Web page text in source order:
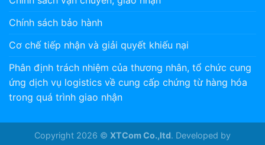
Chính sách bảo hành
Cơ chế tiếp nhận và giải quyết khiếu nại
Phân định trách nhiệm của thương nhân, tổ chức cung
ứng dịch vụ logistics về cung cấp chứng từ hàng hóa
trong quá trình giao nhận
Copyright 2026 © XTCom Co.,ltd. Developed by